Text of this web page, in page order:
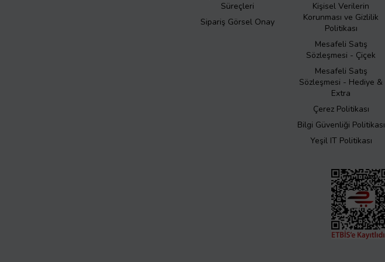
Süreçleri
Sipariş Görsel Onay
Kişisel Verilerin
Korunması ve Gizlilik
Politikası
Mesafeli Satış
Sözleşmesi - Çiçek
Mesafeli Satış
Sözleşmesi - Hediye &
Extra
Çerez Politikası
Bilgi Güvenliği Politikası
Yeşil IT Politikası